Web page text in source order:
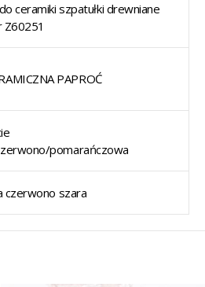
ceramiki szpatułki drewniane
Z60251
PAPROĆ
pomarańczowa
czerwono szara